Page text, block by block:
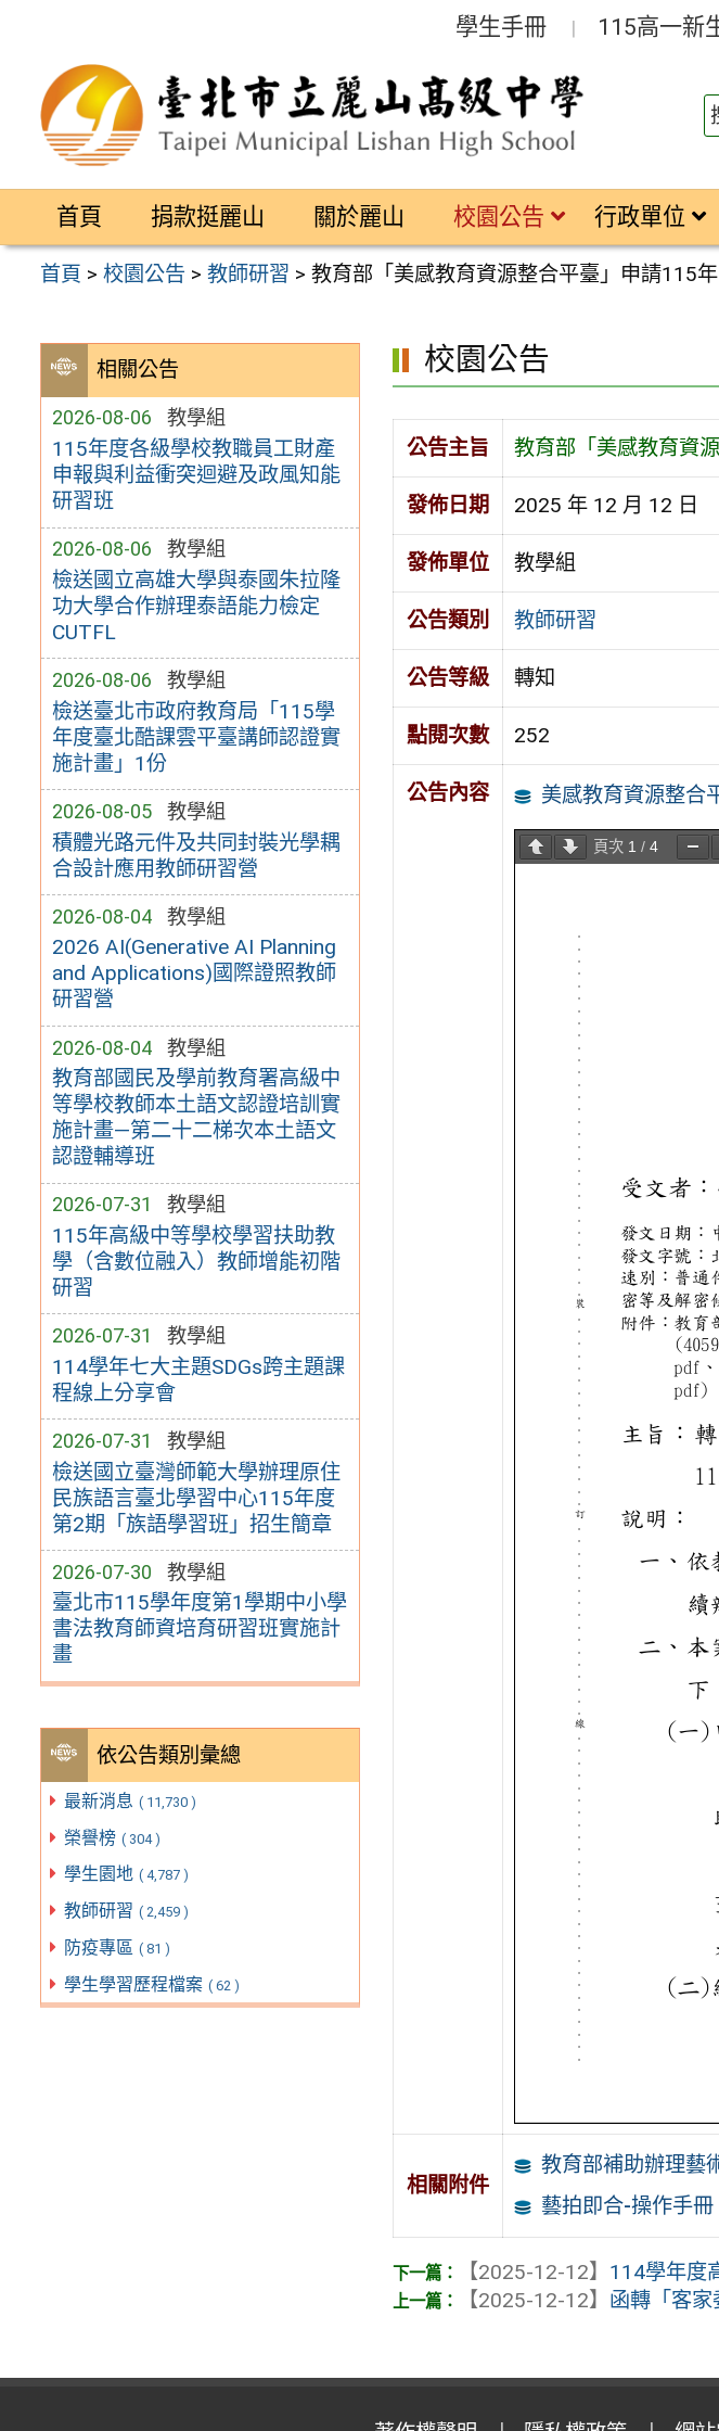
區
學生手冊 115高一新
首頁 捐款挺麗山 關於麗山 校園公告 行政單位
首頁 >校園公告 >教師研習 >教育部「美感教育資源整合平臺」申請115
相關公告
2026-08-06 教學組
115年度各級學校教職員工財產
申報與利益衝突迴避及政風知能
研習班
2026-08-06 教學組
檢送國立高雄大學與泰國朱拉隆
功大學合作辦理泰語能力檢定
CUTFL
2026-08-06 教學組
檢送臺北市政府教育局「115學
年度臺北酷課雲平臺講師認證實
施計畫」1份
2026-08-05 教學組
積體光路元件及共同封裝光學耦
合設計應用教師研習營
2026-08-04 教學組
2026 AI(Generative AI Planning
and Applications)國際證照教師
研習營
2026-08-04 教學組
教育部國民及學前教育署高級中
等學校教師本土語文認證培訓實
施計畫—第二十二梯次本土語文
認證輔導班
2026-07-31 教學組
115年高級中等學校學習扶助教
學（含數位融入）教師增能初階
研習
2026-07-31 教學組
114學年七大主題SDGs跨主題課
程線上分享會
2026-07-31 教學組
檢送國立臺灣師範大學辦理原住
民族語言臺北學習中心115年度
第2期「族語學習班」招生簡章
2026-07-30 教學組
臺北市115學年度第1學期中小學
書法教育師資培育研習班實施計
畫
依公告類別彙總
最新消息 ( 11,730 )
榮譽榜 ( 304 )
學生園地 ( 4,787 )
教師研習 ( 2,459 )
防疫專區 ( 81 )
學生學習歷程檔案 ( 62 )
校園公告
公告主旨 教育部「美感教育資
發佈日期 2025 年 12 月 12 日
發佈單位 教學組
公告類別 教師研習
公告等級 轉知
點閱次數 252
公告內容 美感教育資源整合
頁次 1 / 4
相關附件
教育部補助辦理藝
藝拍即合-操作手冊
【2025-12-12】 114學年度
【2025-12-12】 函轉「客家